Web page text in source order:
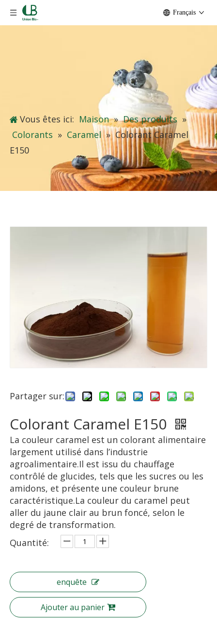
Français
Vous êtes ici: Maison » Des produits »
Colorants » Caramel » Colorant Caramel
E150
Partager sur:
Colorant Caramel E150
La couleur caramel est un colorant alimentaire
largement utilisé dans l’industrie
agroalimentaire.Il est issu du chauffage
contrôlé de glucides, tels que les sucres ou les
amidons, et présente une couleur brune
caractéristique.La couleur du caramel peut
aller du jaune clair au brun foncé, selon le
degré de transformation.
Quantité:
enquête
Ajouter au panier